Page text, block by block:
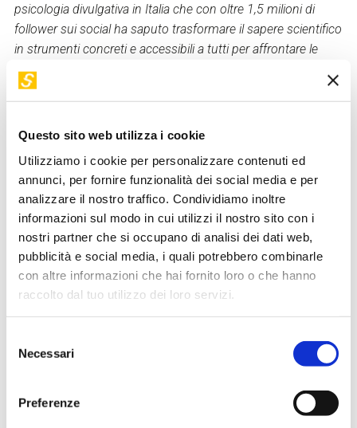
Questo sito web utilizza i cookie
Utilizziamo i cookie per personalizzare contenuti ed
annunci, per fornire funzionalità dei social media e per
analizzare il nostro traffico. Condividiamo inoltre
informazioni sul modo in cui utilizzi il nostro sito con i
nostri partner che si occupano di analisi dei dati web,
pubblicità e social media, i quali potrebbero combinarle
con altre informazioni che hai fornito loro o che hanno
raccolto dal tuo utilizzo dei loro servizi.
delNecessari
Preferenze
psicologia divulgativa in Italia che con oltre 1,5 milioni di
follower sui social ha saputo trasformare il sapere scientifico
in strumenti concreti e accessibili a tutti per affrontare le
sfide (e le sfighe) della vita quotidiana. Autore del bestseller
“Fattore 1%. Piccole abitudini per grandi risultati” (tradotto in
migliorarsi.
Torna a "I nostri relatori"
I suoi workshop in STEP